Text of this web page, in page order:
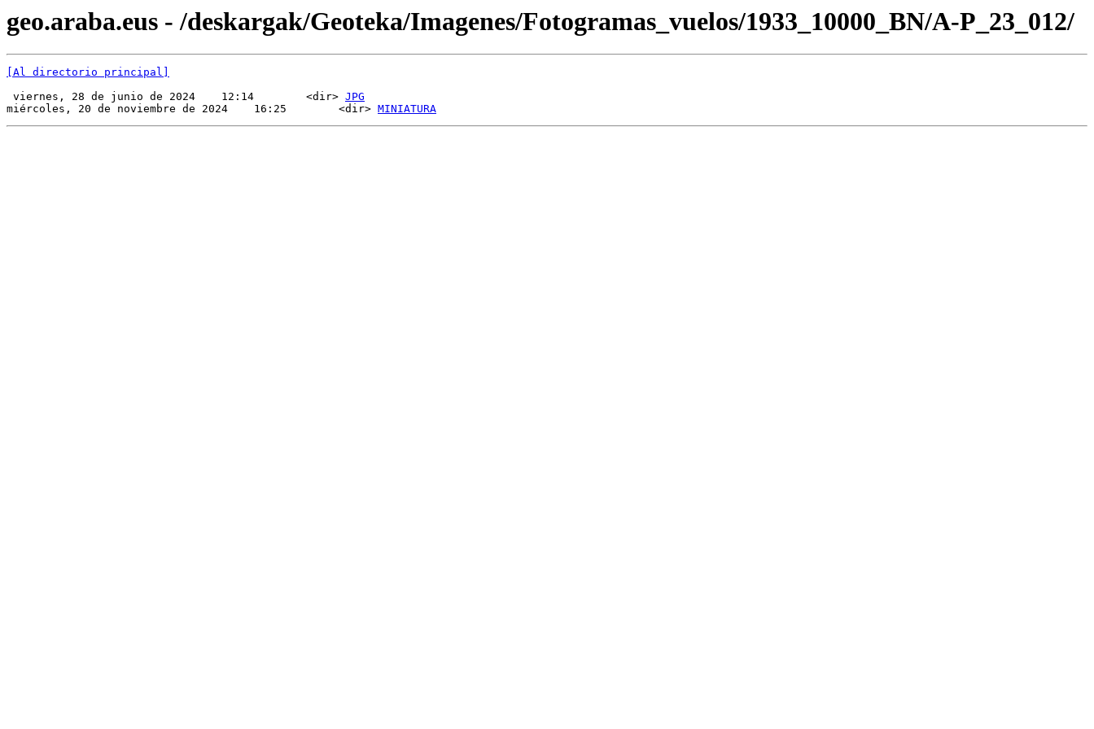
geo.araba.eus - /deskargak/Geoteka/Imagenes/Fotogramas_vuelos/1933_10000_BN/A-P_23_012/
[Al directorio principal]
viernes, 28 de junio de 2024    12:14        <dir> JPG
miércoles, 20 de noviembre de 2024    16:25        <dir> MINIATURA